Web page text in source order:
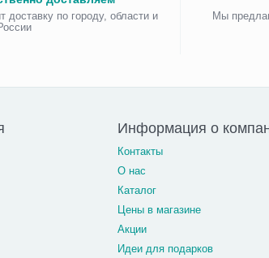
доставку по городу, области и
Мы
Информация о
Контакты
О нас
Каталог
Цены в магазине
Акции
Идеи для подарков